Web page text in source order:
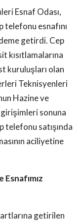
Esnaf Odası,
telefonu esnafını
getirdi. Cep
kısıtlamalarına
kuruluşları olan
Teknisyenleri
Hazine ve
girişimleri sonuna
satışında
aciliyetine
getirilen